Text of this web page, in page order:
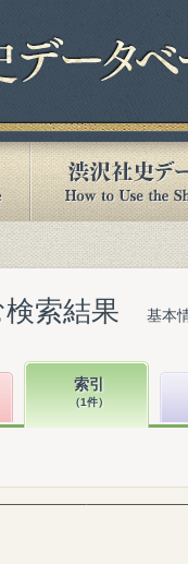
索結果 基本
索引
（1件）